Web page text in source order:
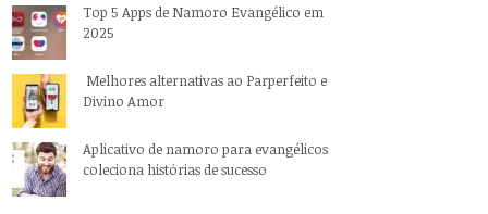
Top 5 Apps de Namoro Evangélico em
2025
Melhores alternativas ao Parperfeito e
Divino Amor
Aplicativo de namoro para evangélicos
coleciona histórias de sucesso